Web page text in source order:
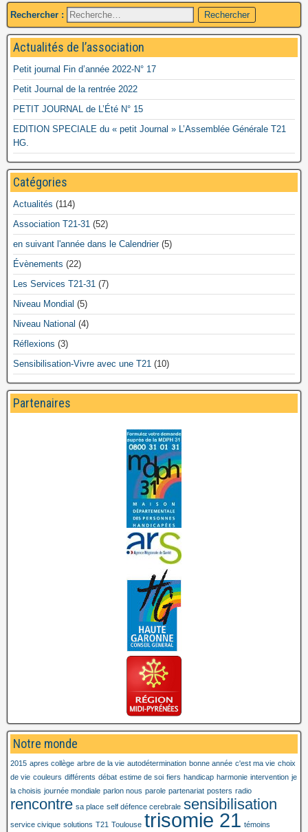
Rechercher :
Actualités de l’association
Petit journal Fin d’année 2022-N° 17
Petit Journal de la rentrée 2022
PETIT JOURNAL de L’Été N° 15
EDITION SPECIALE du « petit Journal » L’Assemblée Générale T21
HG.
Catégories
Actualités (114)
Association T21-31 (52)
en suivant l'année dans le Calendrier(5)
Évènements (22)
Les Services T21-31 (7)
Niveau Mondial (5)
Niveau National (4)
Réflexions (3)
Sensibilisation-Vivre avec une T21 (10)
Partenaires
Notre monde
2015 apres collège arbre de la vie autodétermination bonne année c'est ma vie choix
de vie couleurs différents débat estime de soi fiers handicap harmonie intervention je
la choisis journée mondiale parlon nous parole partenariat posters radio
rencontre sa place self défence cerebrale sensibilisation
service civique solutions T21 Toulouse trisomie 21 témoins